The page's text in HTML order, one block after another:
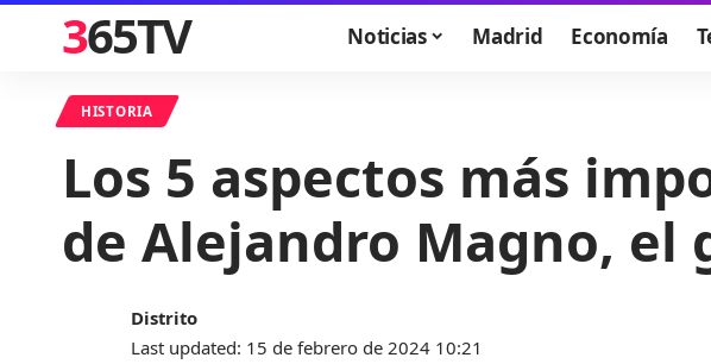
365TV Noticias Madrid Economía
HISTORIA
Los 5 aspectos más
de Alejandro Magno, el
Last updated: 15 de febrero de 2024 10:21
Distrito